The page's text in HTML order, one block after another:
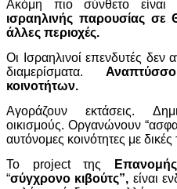
Ακόμη πιο σύνθετο
ισραηλινής παρουσίας σε
άλλες περιοχές.
Οι Ισραηλινοί επενδυτές
διαμερίσματα.
κοινοτήτων.
Αγοράζουν εκτάσεις.
οικισμούς. Οργανώνουν
αυτόνομες κοινότητες με δικές
Το project της
Επανομής
“σύγχρονο κιβούτς”, είναι